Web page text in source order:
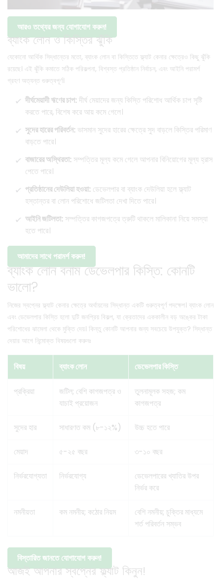
আরও তথ্যের জন্য যোগাযোগ করুন!
ব্যাংক লোন ও কিস্তির ঝুঁকি
যেকোনো আর্থিক সিদ্ধান্তের মতো, ব্যাংক লোন বা কিস্তিতে ফ্ল্যাট কেনার ক্ষেত্রেও কিছু ঝুঁকি
রয়েছে। এই ঝুঁকি কমাতে সঠিক পরিকল্পনা, বিশ্বস্ত প্রতিষ্ঠান নির্বাচন, এবং আইনি পরামর্শ
গ্রহণ অত্যন্ত গুরুত্বপূর্ণ।
দীর্ঘমেয়াদী ঋণের চাপ:দীর্ঘ মেয়াদের জন্য কিস্তি পরিশোধ আর্থিক চাপ সৃষ্টি
করতে পারে, বিশেষ করে আয় কমে গেলে।
সুদের হারের পরিবর্তন:ভাসমান সুদের হারের ক্ষেত্রে সুদ বাড়লে কিস্তির পরিমাণ
বাড়তে পারে।
বাজারের অস্থিরতা:সম্পত্তির মূল্য কমে গেলে আপনার বিনিয়োগের মূল্য হ্রাস
পেতে পারে।
প্রতিষ্ঠানের দেউলিয়া হওয়া: ডেভেলপার বা ব্যাংক দেউলিয়া হলে ফ্ল্যাট
হস্তান্তর বা লোন পরিশোধে জটিলতা দেখা দিতে পারে।
আইনি জটিলতা:সম্পত্তির কাগজপত্রে ত্রুটি থাকলে মালিকানা নিয়ে সমস্যা
হতে পারে।
আমাদের সাথে পরামর্শ করুন!
ব্যাংক লোন বনাম ডেভেলপার কিস্তি: কোনটি
ভালো?
নিজের স্বপ্নের ফ্ল্যাট কেনার ক্ষেত্রে অর্থায়নের সিদ্ধান্ত একটি গুরুত্বপূর্ণ পদক্ষেপ। ব্যাংক লোন
এবং ডেভেলপার কিস্তি হলো দুটি জনপ্রিয় বিকল্প, যা ক্রেতাদের এককালীন বড় অঙ্কের টাকা
পরিশোধের ঝামেলা থেকে মুক্তি দেয়। কিন্তু কোনটি আপনার জন্য সবচেয়ে উপযুক্ত? সিদ্ধান্ত
দেয়ার আগে নিন্মোক্ত বিষয়গুলো করুনঃ
বিষয় ব্যাংক লোন ডেভেলপার কিস্তি
প্রক্রিয়া
জটিল; বেশি কাগজপত্র ও
যাচাই প্রয়োজন
তুলনামূলক সহজ; কম
কাগজপত্র
সুদের হার সাধারণত কম (৮-১২%) উচ্চ হতে পারে
মেয়াদ ৫-২৫ বছর ৩-১০ বছর
নির্ভরযোগ্যতা নির্ভরযোগ্য
ডেভেলপারের খ্যাতির উপর
নির্ভর করে
নমনীয়তা কম নমনীয়; কঠোর নিয়ম
বেশি নমনীয়; চুক্তির মাধ্যমে
শর্ত পরিবর্তন সম্ভব
বিস্তারিত জানতে যোগাযোগ করুন!
আজই আপনার স্বপ্নের ফ্ল্যাট কিনুন!